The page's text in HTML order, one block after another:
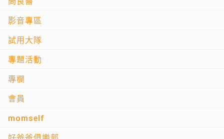
影音專區
試用大隊
專題活動
專欄
會員
momself